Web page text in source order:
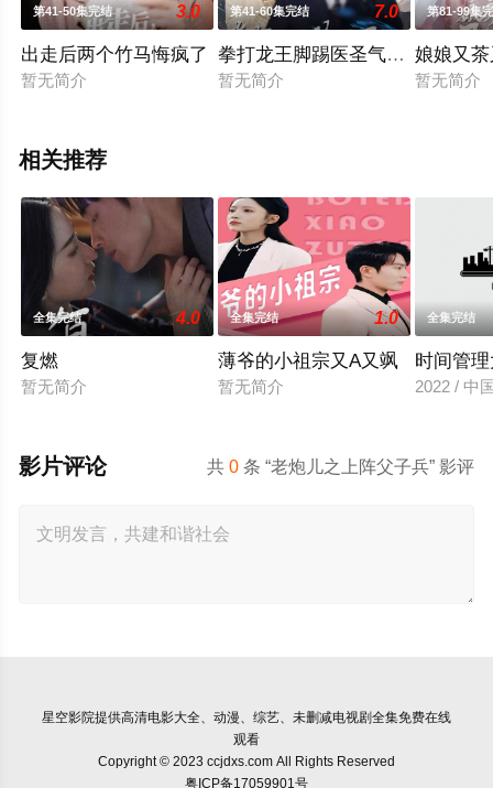
第41-50集完结 3.0
出走后两个竹马悔疯了
暂无简介
第41-60集完结 7.0
拳打龙王脚踢医圣气哭反派大小
暂无简介
第81-99集
娘娘又
暂无简介
相关推荐
全集完结 4.0
复燃
暂无简介
全集完结 1.0
薄爷的小祖宗又A又飒
暂无简介
全集完结
时间管
2022 / 中
共0 条 “老炮儿之上阵父子兵” 影评
影片评论
星空影院提供高清电影大全、动漫、综艺、未删减电视剧全集免费在线
观看
Copyright © 2023 ccjdxs.com All Rights Reserved
粤ICP备17059901号